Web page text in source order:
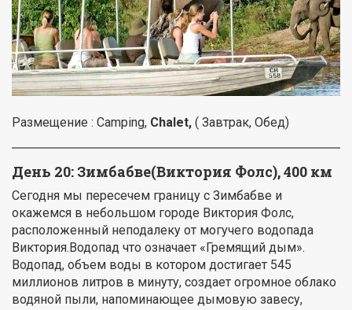
Размещение : Camping, Chalet, ( Завтрак, Обед)
День 20: Зимбабве(Виктория Фолс), 400 км
Сегодня мы пересечем границу с Зимбабве и
окажемся в небольшом городе Виктория Фолс,
расположенный неподалеку от могучего водопада
Виктория.Водопад что означает «Гремящий дым».
Водопад, объем воды в котором достигает 545
миллионов литров в минуту, создает огромное облако
водяной пыли, напоминающее дымовую завесу,